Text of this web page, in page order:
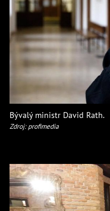
Bývalý ministr David Rath.
Zdroj: profimedia